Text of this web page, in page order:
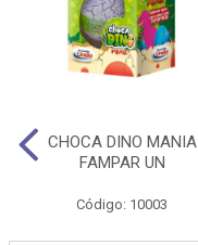
CHOCA DINO MANIA
FAMPAR UN
Código: 10003